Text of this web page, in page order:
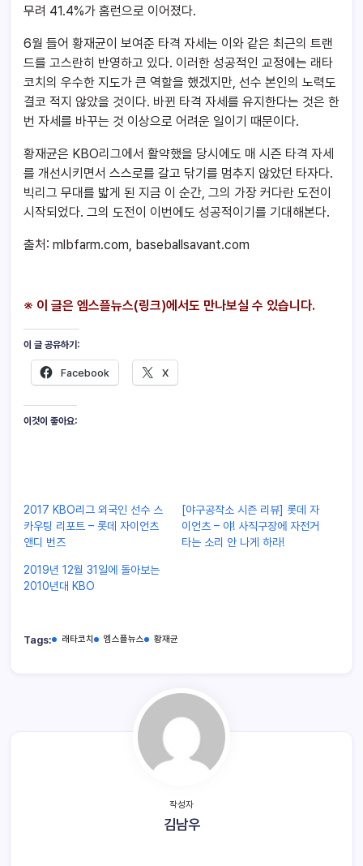
무려 41.4%가 홈런으로 이어졌다.
6월 들어 황재균이 보여준 타격 자세는 이와 같은 최근의 트랜
드를 고스란히 반영하고 있다. 이러한 성공적인 교정에는 래타
코치의 우수한 지도가 큰 역할을 했겠지만, 선수 본인의 노력도
결코 적지 않았을 것이다. 바뀐 타격 자세를 유지한다는 것은 한
번 자세를 바꾸는 것 이상으로 어려운 일이기 때문이다.
황재균은 KBO리그에서 활약했을 당시에도 매 시즌 타격 자세
를 개선시키면서 스스로를 갈고 닦기를 멈추지 않았던 타자다.
빅리그 무대를 밟게 된 지금 이 순간, 그의 가장 커다란 도전이
시작되었다. 그의 도전이 이번에도 성공적이기를 기대해본다.
출처: mlbfarm.com, baseballsavant.com
※ 이 글은 엠스플뉴스(링크)에서도 만나보실 수 있습니다.
이 글 공유하기:
Facebook X
이것이 좋아요:
2017 KBO리그 외국인 선수 스
카우팅 리포트 – 롯데 자이언츠
앤디 번즈
[야구공작소 시즌 리뷰] 롯데 자
이언츠 – 야! 사직구장에 자전거
타는 소리 안 나게 하라!
2019년 12월 31일에 돌아보는
2010년대 KBO
Tags: 래타코치 엠스플뉴스 황재균
작성자
김남우